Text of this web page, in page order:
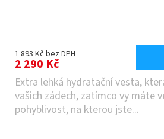
1 893 Kč bez DPH
2 290 Kč
Extra lehká hydratační vesta,
vašich zádech, zatímco vy máte
pohyblivost, na kterou jste...